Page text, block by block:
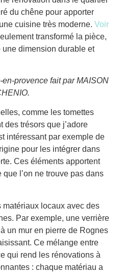
du chêne pour apporter
cuisine très moderne. Voir
transformé la pièce,
dimension durable et
provence fait par MAISON
comme les tomettes
des trésors que j’adore
intéressant par exemple de
pour les intégrer dans
Ces éléments apportent
l’on ne trouve pas dans
matériaux locaux avec des
Par exemple, une verrière
un mur en pierre de Rognes
Ce mélange entre
qui rend les rénovations à
: chaque matériau a